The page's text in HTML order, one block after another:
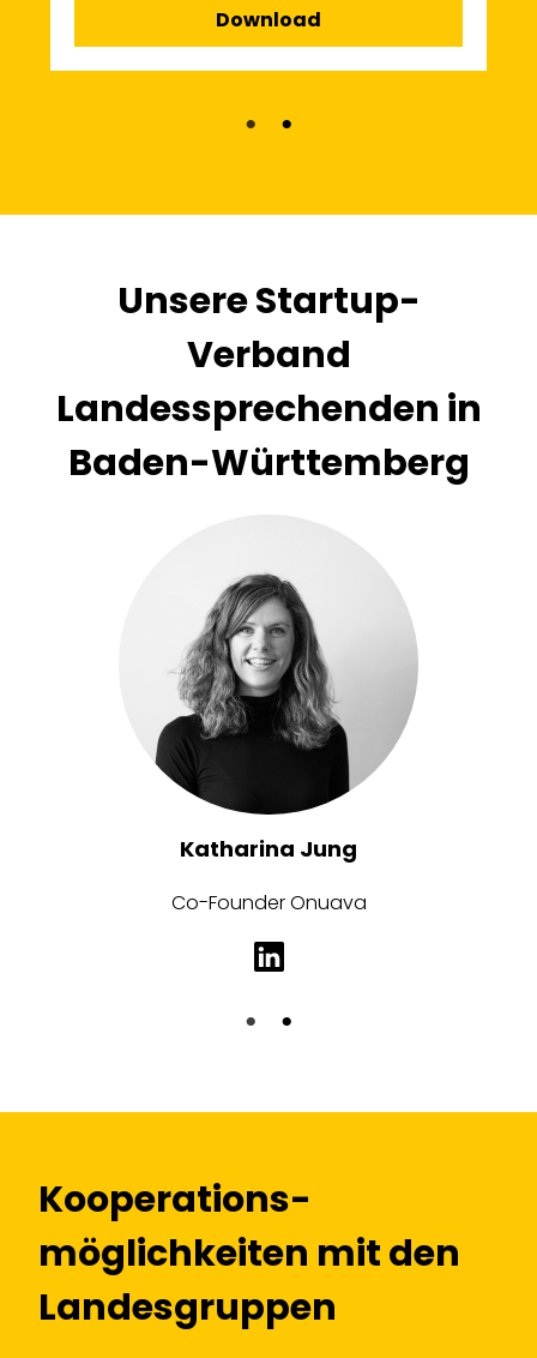
Download
Unsere Startup-
Verband
Landessprechenden in
Baden-Württemberg
Katharina Jung
Co-Founder Onuava
Kooperations­
möglichkeiten mit den
Landesgruppen